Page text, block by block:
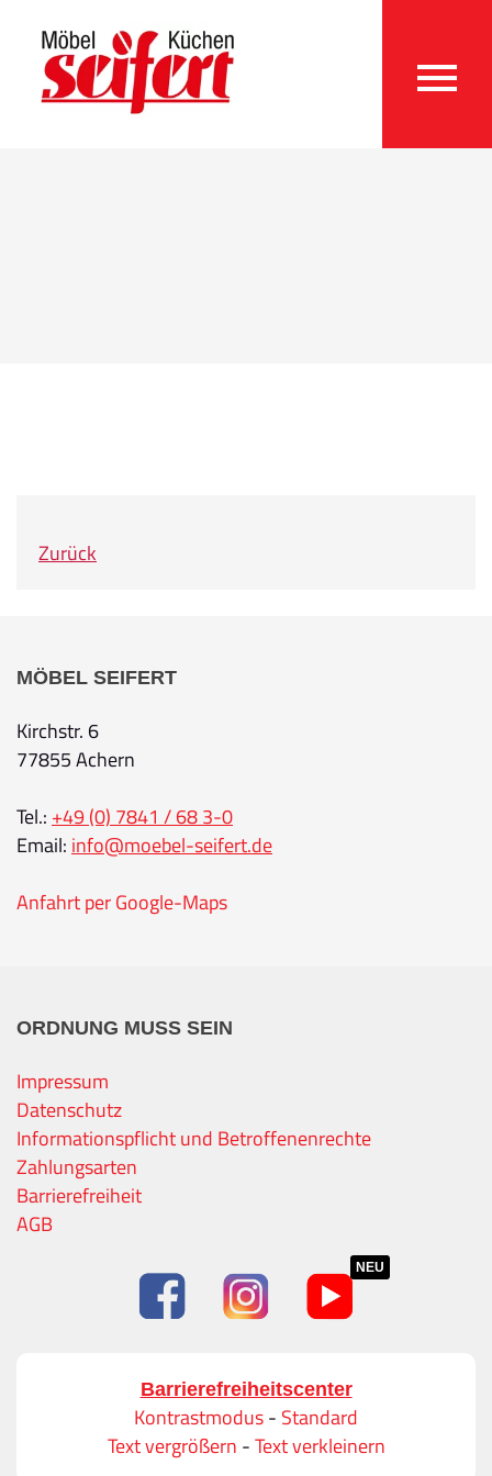
Zurück
MÖBEL SEIFERT
Kirchstr. 6
77855 Achern
Tel.: +49 (0) 7841 / 68 3-0
Email: info@moebel-seifert.de
Anfahrt per Google-Maps
ORDNUNG MUSS SEIN
Impressum
Datenschutz
Informationspflicht und Betroffenenrechte
Zahlungsarten
Barrierefreiheit
AGB
NEU
Barrierefreiheitscenter
Kontrastmodus- Standard
Text vergrößern -Text verkleinern